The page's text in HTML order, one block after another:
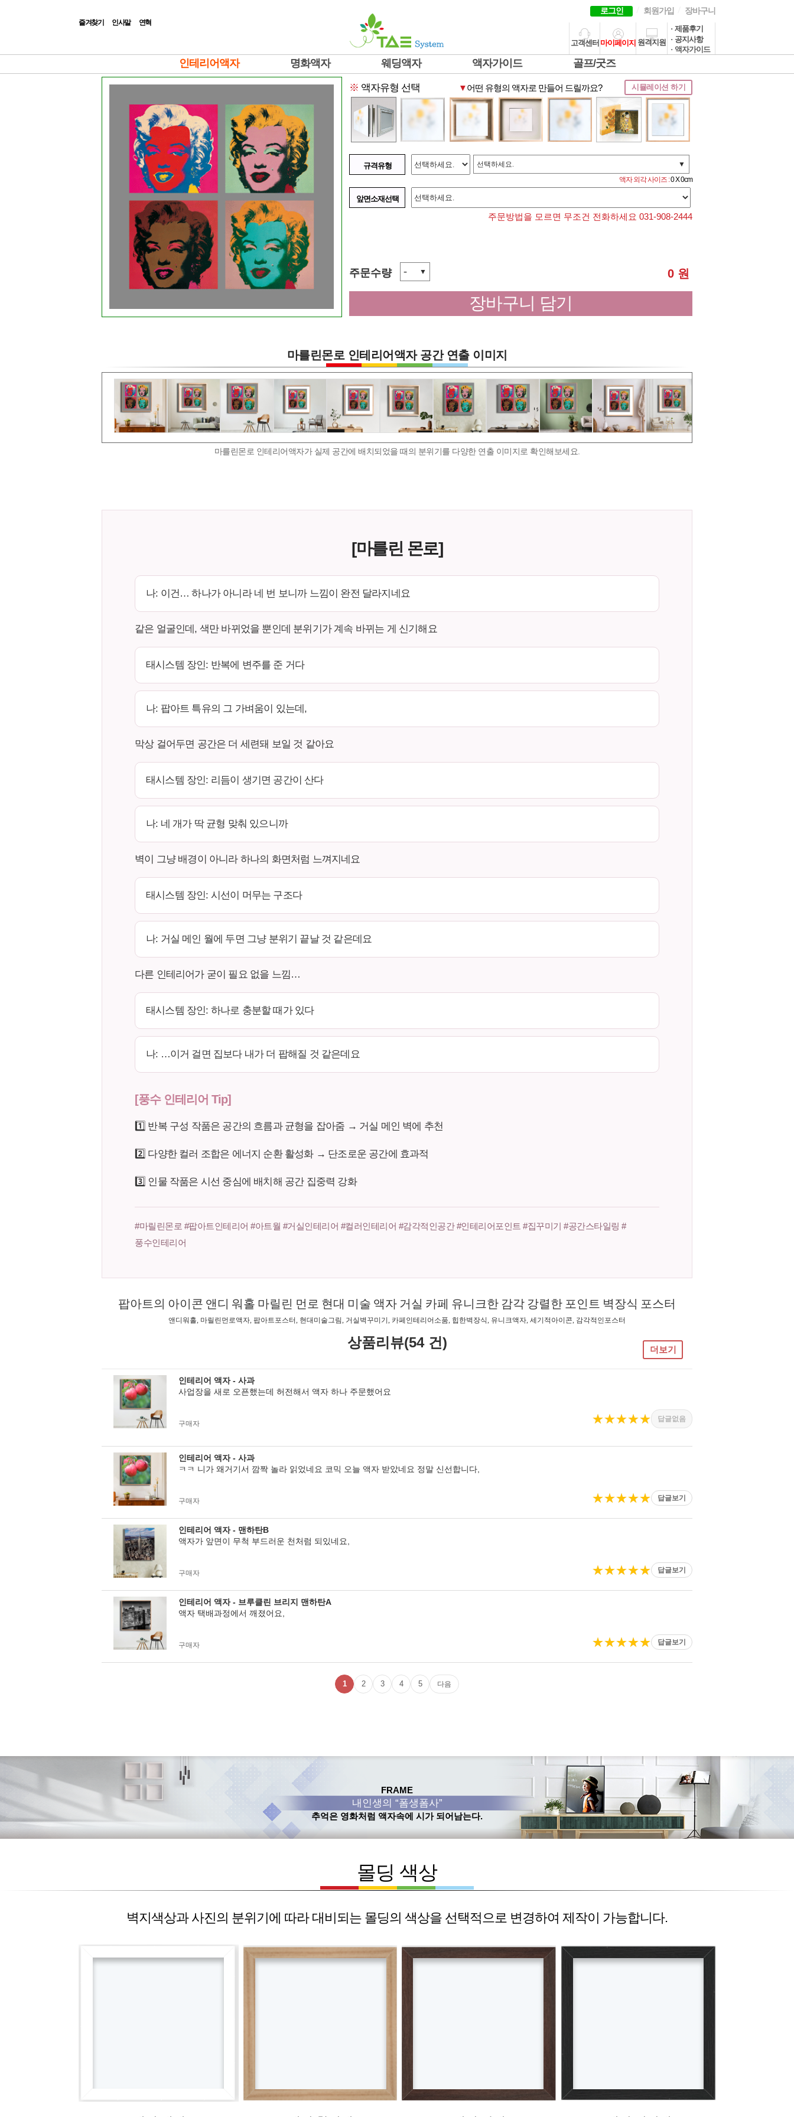
즐겨찾기 인사말 연혁
로그인 회원가입 장바구니
고객센터 마이페이지 원격지원
· 제품후기
· 공지사항
· 액자가이드
인테리어액자 명화액자 웨딩액자 액자가이드 골프/굿즈
※ 액자유형 선택 ▼어떤 유형의 액자로 만들어 드릴까요? 시뮬레이션 하기
규격유형 선택하세요.
▼
액자 외각 사이즈 :0 X 0cm
앞면소재선택
주문방법을 모르면 무조건 전화하세요 031-908-2444
주문수량 - ▼ 0 원
장바구니 담기
마를린몬로 인테리어액자 공간 연출 이미지
마를린몬로 인테리어액자가 실제 공간에 배치되었을 때의 분위기를 다양한 연출 이미지로 확인해보세요.
[마를린 몬로]
나: 이건… 하나가 아니라 네 번 보니까 느낌이 완전 달라지네요
같은 얼굴인데, 색만 바뀌었을 뿐인데 분위기가 계속 바뀌는 게 신기해요
태시스템 장인: 반복에 변주를 준 거다
나: 팝아트 특유의 그 가벼움이 있는데,
막상 걸어두면 공간은 더 세련돼 보일 것 같아요
태시스템 장인: 리듬이 생기면 공간이 산다
나: 네 개가 딱 균형 맞춰 있으니까
벽이 그냥 배경이 아니라 하나의 화면처럼 느껴지네요
태시스템 장인: 시선이 머무는 구조다
나: 거실 메인 월에 두면 그냥 분위기 끝날 것 같은데요
다른 인테리어가 굳이 필요 없을 느낌…
태시스템 장인: 하나로 충분할 때가 있다
나: …이거 걸면 집보다 내가 더 팝해질 것 같은데요
[풍수 인테리어 Tip]
1️⃣ 반복 구성 작품은 공간의 흐름과 균형을 잡아줌 → 거실 메인 벽에 추천
2️⃣ 다양한 컬러 조합은 에너지 순환 활성화 → 단조로운 공간에 효과적
3️⃣ 인물 작품은 시선 중심에 배치해 공간 집중력 강화
#마릴린몬로 #팝아트인테리어 #아트월 #거실인테리어 #컬러인테리어 #감각적인공간 #인테리어포인트 #집꾸미기 #공간스타일링 #
풍수인테리어
팝아트의 아이콘 앤디 워홀 마릴린 먼로 현대 미술 액자 거실 카페 유니크한 감각 강렬한 포인트 벽장식 포스터
앤디워홀, 마릴린먼로액자, 팝아트포스터, 현대미술그림, 거실벽꾸미기, 카페인테리어소품, 힙한벽장식, 유니크액자, 세기적아이콘, 감각적인포스터
상품리뷰(54 건) 더보기
인테리어 액자 - 사과
사업장을 새로 오픈했는데 허전해서 액자 하나 주문했어요
구매자 ★★★★★ 답글없음
인테리어 액자 - 사과
ㅋㅋ 니가 왜거기서 깜짝 놀라 읽었네요 코믹 오늘 액자 받았네요 정말 신선합니다,
구매자 ★★★★★ 답글보기
인테리어 액자 - 맨하탄B
액자가 앞면이 무척 부드러운 천처럼 되있네요,
구매자 ★★★★★ 답글보기
인테리어 액자 - 브루클린 브리지 맨하탄A
액자 택배과정에서 깨졌어요,
구매자 ★★★★★ 답글보기
1 2 3 4 5 다음
FRAME
내인생의 “폼생폼사”
추억은 영화처럼 액자속에 시가 되어남는다.
몰딩 색상
벽지색상과 사진의 분위기에 따라 대비되는 몰딩의 색상을 선택적으로 변경하여 제작이 가능합니다.